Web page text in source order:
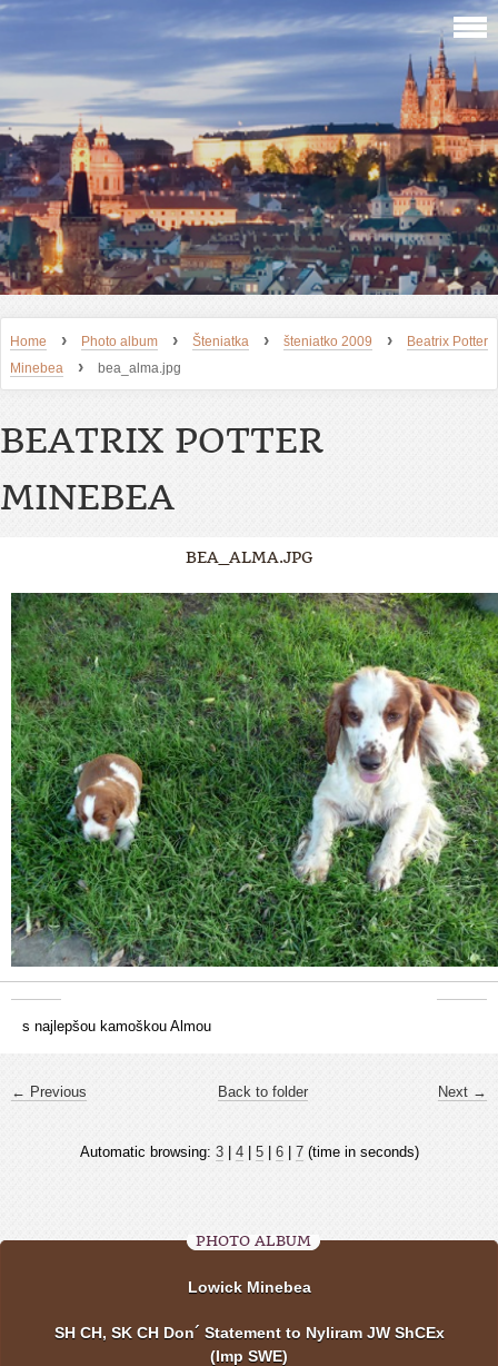
Home › Photo album › Šteniatka › šteniatko 2009 ›
Beatrix Potter
Minebea
› bea_alma.jpg
BEATRIX POTTER
MINEBEA
BEA_ALMA.JPG
s najlepšou kamoškou Almou
← Previous Next →
Back to folder
Automatic browsing: 3| 4| 5| 6| 7(time in seconds)
PHOTO ALBUM
Lowick Minebea
SH CH, SK CH Don´ Statement to Nyliram JW ShCEx
(Imp SWE)